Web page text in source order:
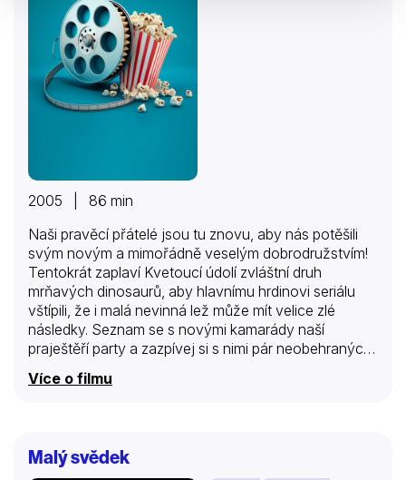
2005 | 86 min
Naši pravěcí přátelé jsou tu znovu, aby nás potěšili
svým novým a mimořádně veselým dobrodružstvím!
Tentokrát zaplaví Kvetoucí údolí zvláštní druh
mrňavých dinosaurů, aby hlavnímu hrdinovi seriálu
vštípili, že i malá nevinná lež může mít velice zlé
následky. Seznam se s novými kamarády naší
praještěří party a zazpívej si s nimi pár neobehraných
písniček. Příval dinosauřích mrňousů nám ukáže, že
hrdinové, přátelé a rodina na nás mohou někde čekat
Více o filmu
Malý svědek